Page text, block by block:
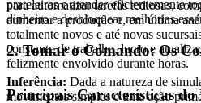
para automatizar tarefas tediosas,
aumentar a produção e, em última
totalmente novos e até novas
constante de trabalho, lucro e
felizmente envolvido durante horas.
Principais Características
prateleiras e atender eficientemente
dinheiro e desbloquear melhorias
2. Tomar o Comando: Os
Inferência: Dada a natureza de
movimentos simples e uma ação